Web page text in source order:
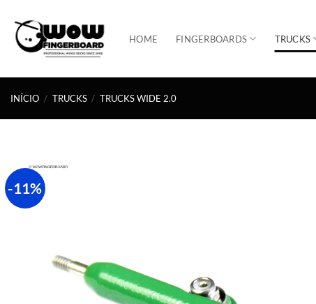
content
HOME FINGERBOARDS TRUCKS
INÍCIO / TRUCKS / TRUCKS WIDE 2.0
-11%